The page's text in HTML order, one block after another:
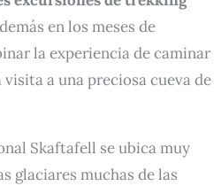
en los meses de
la experiencia de caminar
a una preciosa cueva de
Skaftafell se ubica muy
glaciares muchas de las